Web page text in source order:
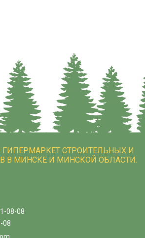
ГИПЕРМАРКЕТ СТРОИТЕЛЬНЫХ И
В МИНСКЕ И МИНСКОЙ ОБЛАСТИ.
08-08
08